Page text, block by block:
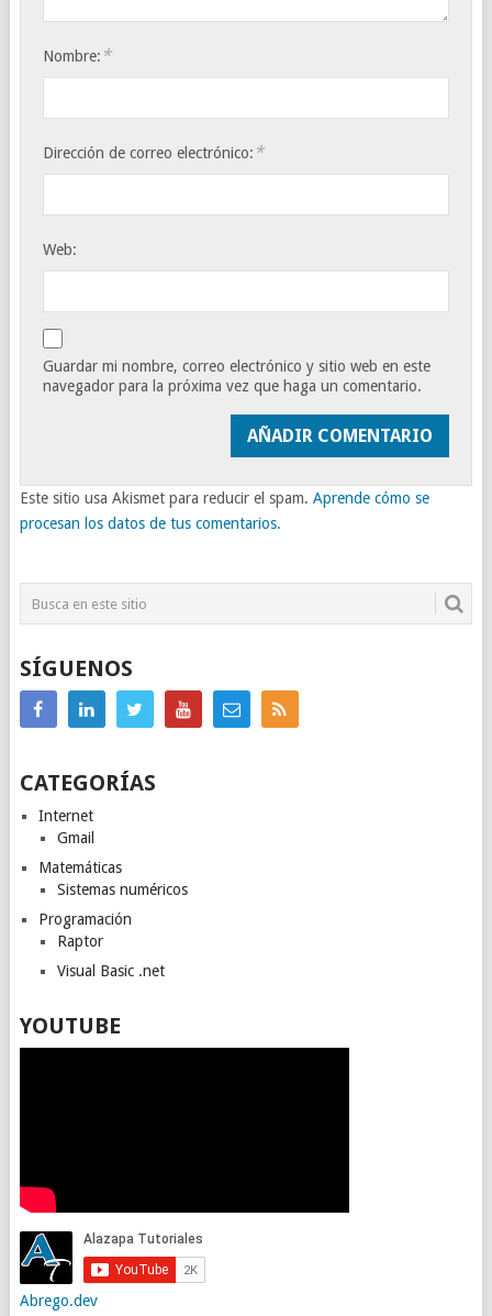
Nombre: *
Dirección de correo electrónico: *
Web:
Guardar mi nombre, correo electrónico y sitio web en este
navegador para la próxima vez que haga un comentario.
Este sitio usa Akismet para reducir el spam. Aprende cómo se
procesan los datos de tus comentarios.
SÍGUENOS
CATEGORÍAS
Internet
Gmail
Matemáticas
Sistemas numéricos
Programación
Raptor
Visual Basic .net
YOUTUBE
Abrego.dev